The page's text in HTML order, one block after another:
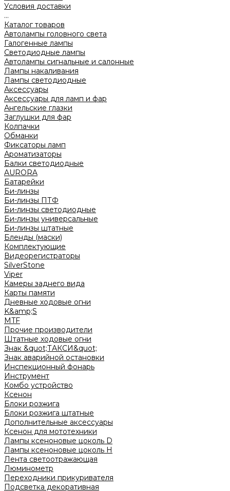
Условия доставки
...
Каталог товаров
Автолампы головного света
Галогенные лампы
Светодиодные лампы
Автолампы сигнальные и салонные
Лампы накаливания
Лампы светодиодные
Аксессуары
Аксессуары для ламп и фар
Ангельские глазки
Заглушки для фар
Колпачки
Обманки
Фиксаторы ламп
Ароматизаторы
Балки светодиодные
AURORA
Батарейки
Би-линзы
Би-линзы ПТФ
Би-линзы светодиодные
Би-линзы универсальные
Би-линзы штатные
Бленды (маски)
Комплектующие
Видеорегистраторы
SilverStone
Viper
Камеры заднего вида
Карты памяти
Дневные ходовые огни
K&amp;S
MTF
Прочие производители
Штатные ходовые огни
Знак &quot;ТАКСИ&quot;
Знак аварийной остановки
Инспекционный фонарь
Инструмент
Комбо устройство
Ксенон
Блоки розжига
Блоки розжига штатные
Дополнительные аксессуары
Ксенон для мототехники
Лампы ксеноновые цоколь D
Лампы ксеноновые цоколь H
Лента светоотражающая
Люминометр
Переходники прикуривателя
Подсветка декоративная